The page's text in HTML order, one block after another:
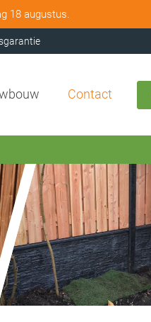
18 augustus.
Contact